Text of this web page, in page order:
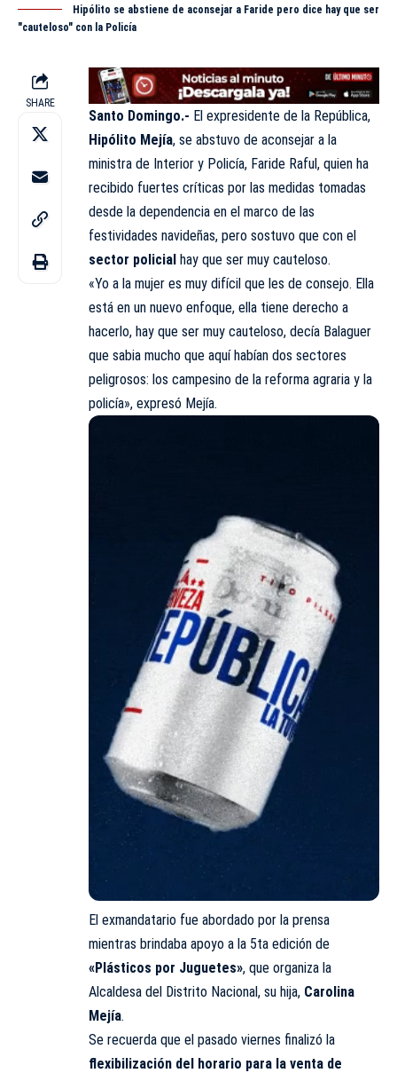
Hipólito se abstiene de aconsejar a Faride pero dice hay que ser
"cauteloso" con la Policía
SHARE
Santo Domingo.- El expresidente de la República,
Hipólito Mejía, se abstuvo de aconsejar a la
ministra de Interior y Policía, Faride Raful, quien ha
recibido fuertes críticas por las medidas tomadas
desde la dependencia en el marco de las
festividades navideñas, pero sostuvo que con el
sector policial hay que ser muy cauteloso.
«Yo a la mujer es muy difícil que les de consejo. Ella
está en un nuevo enfoque, ella tiene derecho a
hacerlo, hay que ser muy cauteloso, decía Balaguer
que sabia mucho que aquí habían dos sectores
peligrosos: los campesino de la reforma agraria y la
policía», expresó Mejía.
El exmandatario fue abordado por la prensa
mientras brindaba apoyo a la 5ta edición de
«Plásticos por Juguetes», que organiza la
Alcaldesa del Distrito Nacional, su hija, Carolina
Mejía.
Se recuerda que el pasado viernes finalizó la
flexibilización del horario para la venta de